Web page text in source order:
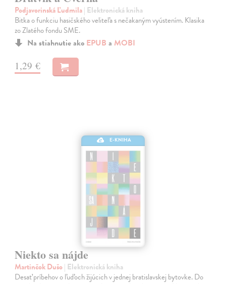
Podjavorinská Ľudmila| Elektronická kniha
Bitka o funkciu hasičského veliteľa s nečakaným vyústením. Klasika
zo Zlatého fondu SME.
Na stiahnutie ako EPUB a MOBI
1,29 €
E-KNIHA
Niekto sa nájde
Martinčok Dušo| Elektronická kniha
Desať príbehov o ľuďoch žijúcich v jednej bratislavskej bytovke. Do